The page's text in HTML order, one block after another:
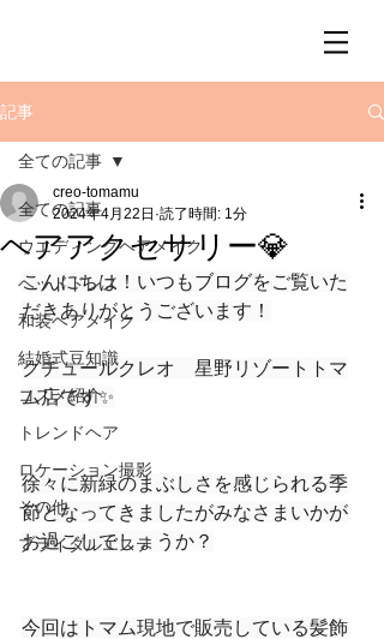
記事
全ての記事
ウエディングヘアメイク
ヘッドドレス
和装ヘアメイク
結婚式豆知識
コスメ紹介
トレンドヘア
ロケーション撮影
その他
ブライダルエステ
全ての記事
ヘアアクセサリー💎
creo-tomamu
2024年4月22日 読了時間: 1分
こんにちは！いつもブログをご覧いた
だきありがとうございます！
クチュールクレオ　星野リゾートトマ
ム店です✨
徐々に新緑のまぶしさを感じられる季
節となってきましたがみなさまいかが
お過ごしでしょうか？
今回はトマム現地で販売している髪飾